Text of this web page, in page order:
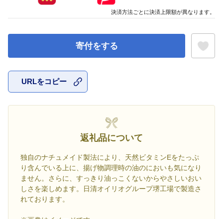
寄付をする
URLをコピー
返礼品について
独自のナチュメイド製法により、天然ビタミンEをたっぷ
り含んでいる上に、揚げ物調理時の油のにおいも気になり
ません。さらに、すっきり油っこくないからやさしいおい
しさを楽しめます。日清オイリオグループ堺工場で製造さ
れております。
決済方法ごとに決済上限額が異なります。